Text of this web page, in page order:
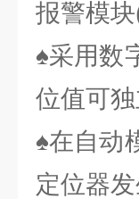
报警模
♠采用数
位值可
♠在自动
定位器